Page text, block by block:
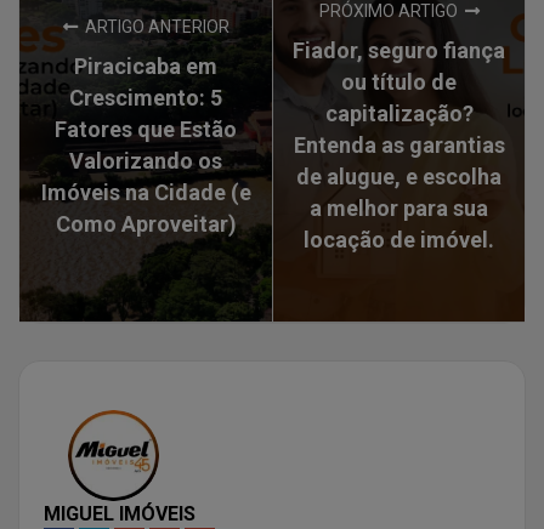
ARTIGO ANTERIOR
Piracicaba em
Crescimento: 5
Fatores que Estão
Valorizando os
Imóveis na Cidade (e
Como Aproveitar)
PRÓXIMO ARTIGO
Fiador, seguro fiança
ou título de
capitalização?
Entenda as garantias
de alugue, e escolha
a melhor para sua
locação de imóvel.
MIGUEL IMÓVEIS